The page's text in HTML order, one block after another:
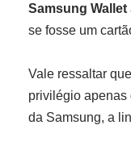
Samsung Wallet
se fosse um
Vale ressaltar
privilégio apenas
da Samsung, a